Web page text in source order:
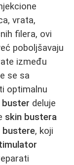
vrata,
filera, ovi
poboljšavaju
između
se sa
optimalnu
buster deluje
skin bustera
bustere, koji